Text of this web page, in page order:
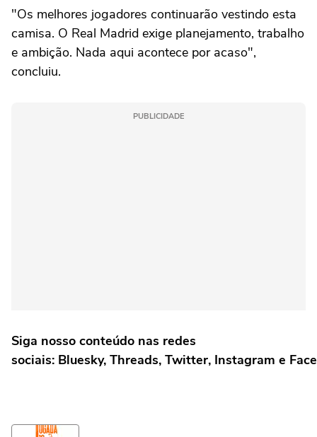
"Os melhores jogadores continuarão vestindo esta
camisa. O Real Madrid exige planejamento, trabalho
e ambição. Nada aqui acontece por acaso",
concluiu.
PUBLICIDADE
Siga nosso conteúdo nas redes
sociais: Bluesky, Threads, Twitter, Instagram e